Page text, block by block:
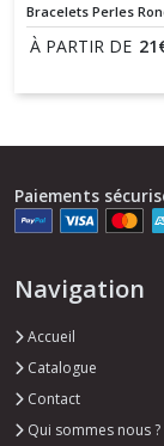
Bracelets Perles
À PARTIR DE 21
Paiements
Navigation
Accueil
Catalogue
Contact
Qui sommes nous ?